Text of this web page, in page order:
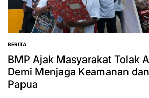
POSTED
IN
BERITA
BMP Ajak Masyarakat Tolak
Demi Menjaga Keamanan
Papua